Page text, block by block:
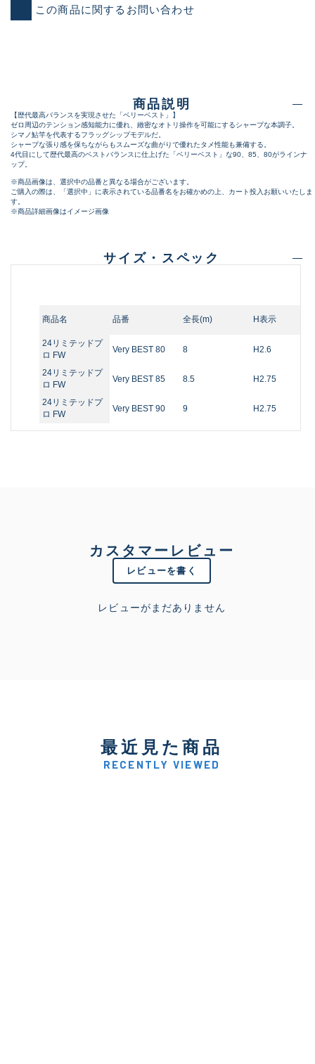
この商品に関するお問い合わせ
商品説明
【歴代最高バランスを実現させた「ベリーベスト」】
ゼロ周辺のテンション感知能力に優れ、緻密なオトリ操作を可能にするシャープな本調子。
シマノ鮎竿を代表するフラッグシップモデルだ。
シャープな張り感を保ちながらもスムーズな曲がりで優れたタメ性能も兼備する。
4代目にして歴代最高のベストバランスに仕上げた「ベリーベスト」な90、85、80がラインナ
ップ。
※商品画像は、選択中の品番と異なる場合がございます。
ご購入の際は、「選択中」に表示されている品番名をお確かめの上、カート投入お願いいたしま
す。
※商品詳細画像はイメージ画像
サイズ・スペック
商品名 品番 全長(m) H表示
24リミテッドプ
ロ FW
Very BEST 80 8 H2.6
24リミテッドプ
ロ FW
Very BEST 85 8.5 H2.75
24リミテッドプ
ロ FW
Very BEST 90 9 H2.75
カスタマーレビュー
レビューを書く
レビューがまだありません
最近見た商品
RECENTLY VIEWED